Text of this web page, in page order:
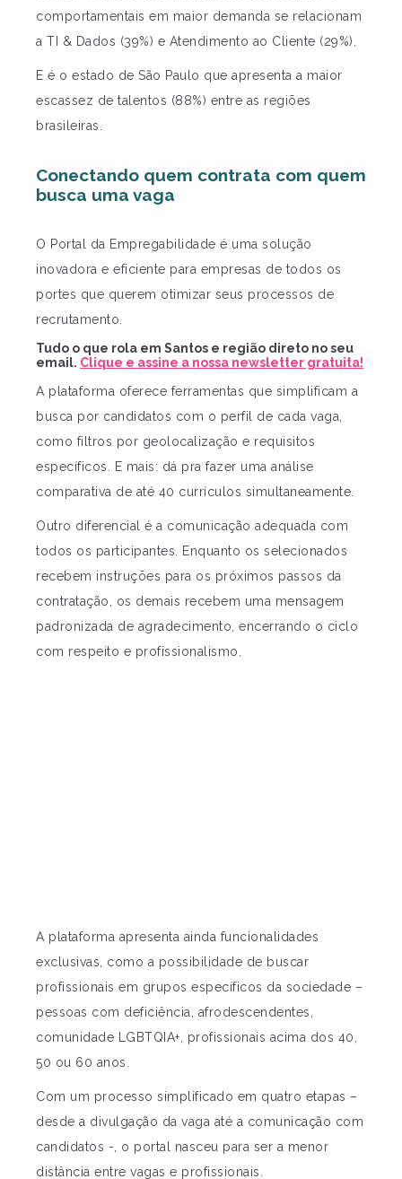
comportamentais em maior demanda se relacionam
a TI & Dados (39%) e Atendimento ao Cliente (29%).
E é o estado de São Paulo que apresenta a maior
escassez de talentos (88%) entre as regiões
brasileiras.
Conectando quem contrata com quem
busca uma vaga
O Portal da Empregabilidade é uma solução
inovadora e eficiente para empresas de todos os
portes que querem otimizar seus processos de
recrutamento.
Tudo o que rola em Santos e região direto no seu
email. Clique e assine a nossa newsletter gratuita!
A plataforma oferece ferramentas que simplificam a
busca por candidatos com o perfil de cada vaga,
como filtros por geolocalização e requisitos
específicos. E mais: dá pra fazer uma análise
comparativa de até 40 currículos simultaneamente.
Outro diferencial é a comunicação adequada com
todos os participantes. Enquanto os selecionados
recebem instruções para os próximos passos da
contratação, os demais recebem uma mensagem
padronizada de agradecimento, encerrando o ciclo
com respeito e profissionalismo.
A plataforma apresenta ainda funcionalidades
exclusivas, como a possibilidade de buscar
profissionais em grupos específicos da sociedade –
pessoas com deficiência, afrodescendentes,
comunidade LGBTQIA+, profissionais acima dos 40,
50 ou 60 anos.
Com um processo simplificado em quatro etapas –
desde a divulgação da vaga até a comunicação com
candidatos -, o portal nasceu para ser a menor
distância entre vagas e profissionais.